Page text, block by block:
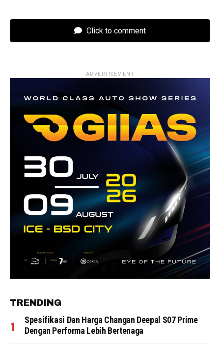
Click to comment
ADVERTISEMENT
TRENDING
Spesifikasi Dan Harga Changan Deepal S07 Prime
Dengan Performa Lebih Bertenaga